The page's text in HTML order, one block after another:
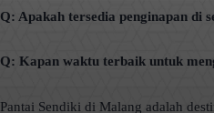
Q: Apakah tersedia penginapan di
Q: Kapan waktu terbaik untuk
Pantai Sendiki di Malang adalah